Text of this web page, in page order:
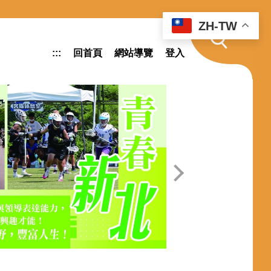
ZH-TW
::: 回首頁 網站導覽 登入